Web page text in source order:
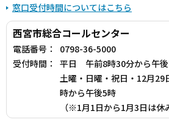
窓口受付時間についてはこちら
西宮市総合コールセンター
電話番号：
0798-36-5000
受付時間：
平日 午前8時30分から午
土曜・日曜・祝日・12月
時から午後5時
（※1月1日から1月3日は休